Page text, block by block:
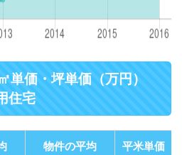
単価・坪単価（万円）
住宅
物件の平均
平米単価